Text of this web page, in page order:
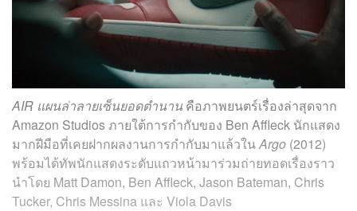
AIR แผนล่าลายเซ็นยอดตำนาน คือภาพยนตร์เรื่องล่าสุดจาก
Amazon Studios ภายใต้การกำกับของ Ben Affleck นักแสดง
มากฝีมือที่เคยฝากผลงานการกำกับมาแล้วในArgo (2012)
พร้อมได้ทัพนักแสดงระดับแถวหน้ามาร่วมถ่ายทอดเรื่องราว
นำโดย Matt Damon, Ben Affleck, Jason Bateman, Chris
Tucker, Chris Messina และ Viola Davis